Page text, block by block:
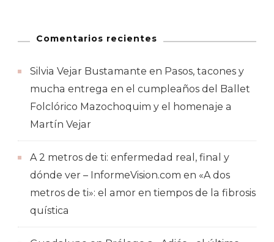
Comentarios recientes
Silvia Vejar Bustamante en Pasos, tacones y
mucha entrega en el cumpleaños del Ballet
Folclórico Mazochoquim y el homenaje a
Martín Vejar
A 2 metros de ti: enfermedad real, final y
dónde ver – InformeVision.com en «A dos
metros de ti»: el amor en tiempos de la fibrosis
quística